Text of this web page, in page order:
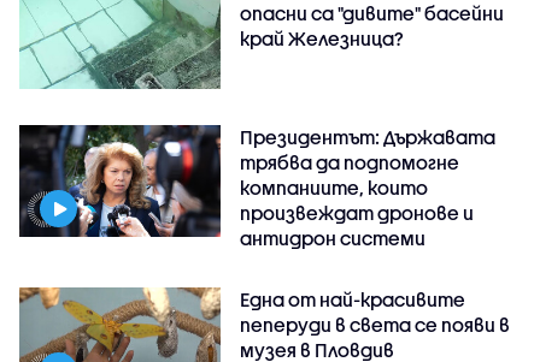
опасни са "дивите" басейни
край Железница?
Президентът: Държавата
трябва да подпомогне
компаниите, които
произвеждат дронове и
антидрон системи
Една от най-красивите
пеперуди в света се появи в
музея в Пловдив